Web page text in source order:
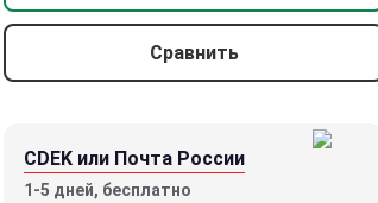
Сравнить
CDEK или Почта России
1-5 дней, бесплатно
дальномер)
81590 р.